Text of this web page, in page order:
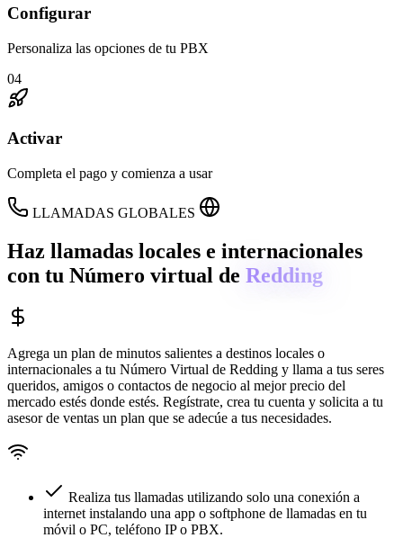
Configurar
Personaliza las opciones de tu PBX
04
Activar
Completa el pago y comienza a usar
LLAMADAS GLOBALES
Haz llamadas locales e internacionales
con tu Número virtual de Redding
Agrega un plan de minutos salientes a destinos locales o
internacionales a tu Número Virtual de Redding y llama a tus seres
queridos, amigos o contactos de negocio al mejor precio del
mercado estés donde estés. Regístrate, crea tu cuenta y solicita a tu
asesor de ventas un plan que se adecúe a tus necesidades.
Realiza tus llamadas utilizando solo una conexión a
internet instalando una app o softphone de llamadas en tu
móvil o PC, teléfono IP o PBX.